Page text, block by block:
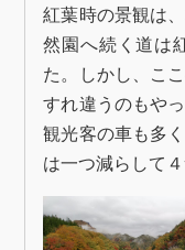
紅葉時の景観は
然園へ続く道は
た。しかし、こ
すれ違うのもや
観光客の車も多
は一つ減らして４